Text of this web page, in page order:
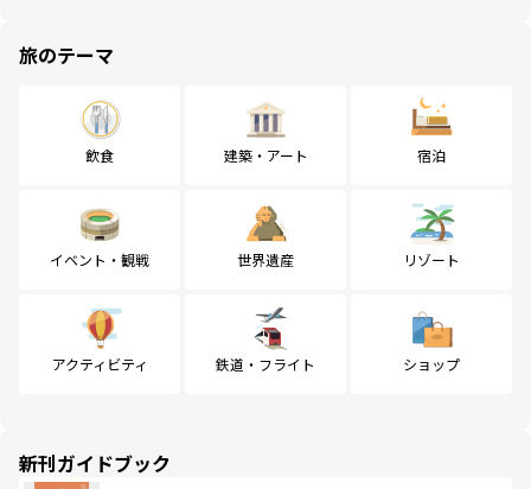
旅のテーマ
飲食 建築・アート 宿泊
イベント・観戦 世界遺産 リゾート
アクティビティ 鉄道・フライト ショップ
新刊ガイドブック